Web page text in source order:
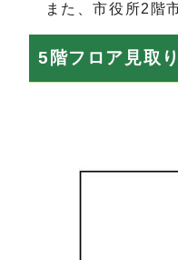
また、市役所2階
5階フロア見取